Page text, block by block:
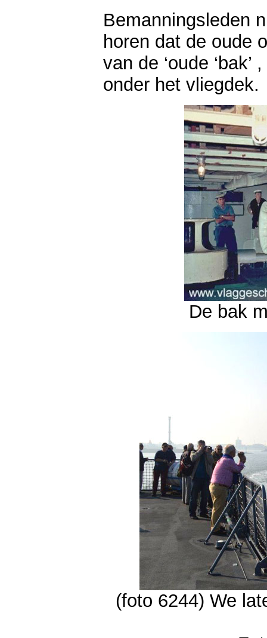
Bemanningsleden
horen dat de oude
van de ‘oude
onder het vliegdek.
De bak
(foto 6244) We